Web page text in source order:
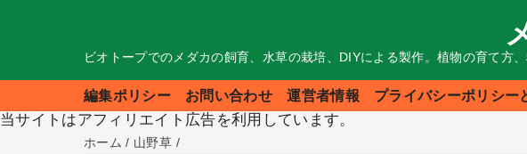
ビオトープでのメダカの飼育、水草の栽培、DIYによる製作。植物の育て方
編集ポリシー お問い合わせ 運営者情報 プライバシーポリシー
当サイトはアフィリエイト広告を利用しています。
ホーム / 山野草 /